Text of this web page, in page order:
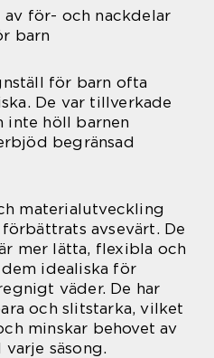
för- och nackdelar
barn
för barn ofta
De var tillverkade
inte höll barnen
begränsad
materialutveckling
avsevärt. De
mer lätta, flexibla och
idealiska för
väder. De har
och slitstarka, vilket
minskar behovet av
säsong.